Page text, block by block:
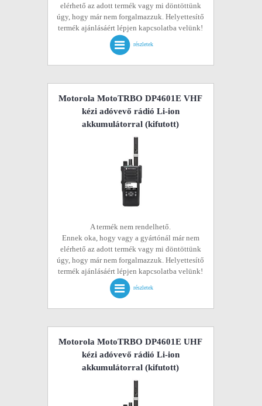
elérhető az adott termék vagy mi döntöttünk
úgy, hogy már nem forgalmazzuk. Helyettesítő
termék ajánlásáért lépjen kapcsolatba velünk!
részletek
Motorola MotoTRBO DP4601E VHF
kézi adóvevő rádió Li-ion
akkumulátorral (kifutott)
A termék nem rendelhető.
Ennek oka, hogy vagy a gyártónál már nem
elérhető az adott termék vagy mi döntöttünk
úgy, hogy már nem forgalmazzuk. Helyettesítő
termék ajánlásáért lépjen kapcsolatba velünk!
részletek
Motorola MotoTRBO DP4601E UHF
kézi adóvevő rádió Li-ion
akkumulátorral (kifutott)